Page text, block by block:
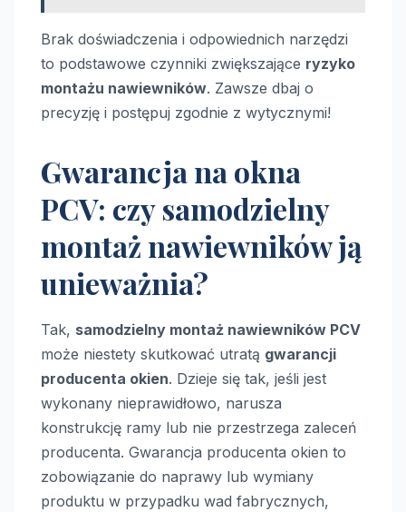
Brak doświadczenia i odpowiednich narzędzi
to podstawowe czynniki zwiększające ryzyko
montażu nawiewników. Zawsze dbaj o
precyzję i postępuj zgodnie z wytycznymi!
Gwarancja na okna
PCV: czy samodzielny
montaż nawiewników ją
unieważnia?
Tak, samodzielny montaż nawiewników PCV
może niestety skutkować utratą gwarancji
producenta okien. Dzieje się tak, jeśli jest
wykonany nieprawidłowo, narusza
konstrukcję ramy lub nie przestrzega zaleceń
producenta. Gwarancja producenta okien to
zobowiązanie do naprawy lub wymiany
produktu w przypadku wad fabrycznych,